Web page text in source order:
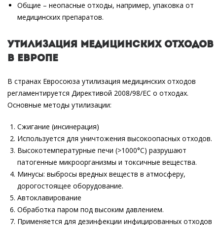
Общие – неопасные отходы, например, упаковка от
медицинских препаратов.
Утилизация медицинских отходов
в Европе
В странах Евросоюза утилизация медицинских отходов
регламентируется Директивой 2008/98/EC о отходах.
Основные методы утилизации:
Сжигание (инсинерация)
Используется для уничтожения высокоопасных отходов.
Высокотемпературные печи (>1000°C) разрушают
патогенные микроорганизмы и токсичные вещества.
Минусы: выбросы вредных веществ в атмосферу,
дорогостоящее оборудование.
Автоклавирование
Обработка паром под высоким давлением.
Применяется для дезинфекции инфицированных отходов